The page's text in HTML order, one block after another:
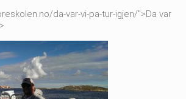
da-var-vi-pa-tur-igjen/">Da var